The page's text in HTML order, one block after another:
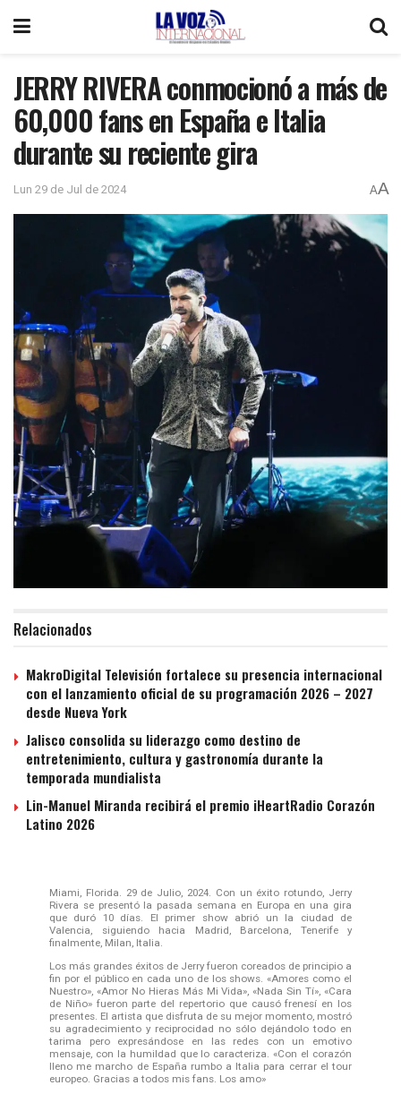
JERRY RIVERA conmocionó a más de
60,000 fans en España e Italia
durante su reciente gira
Lun 29 de Jul de 2024 AA
Relacionados
MakroDigital Televisión fortalece su presencia internacional
con el lanzamiento oficial de su programación 2026 – 2027
desde Nueva York
Jalisco consolida su liderazgo como destino de
entretenimiento, cultura y gastronomía durante la
temporada mundialista
Lin-Manuel Miranda recibirá el premio iHeartRadio Corazón
Latino 2026
Miami, Florida. 29 de Julio, 2024. Con un éxito rotundo, Jerry
Rivera se presentó la pasada semana en Europa en una gira
que duró 10 días. El primer show abrió un la ciudad de
Valencia, siguiendo hacia Madrid, Barcelona, Tenerife y
finalmente, Milan, Italia.
Los más grandes éxitos de Jerry fueron coreados de principio a
fin por el público en cada uno de los shows. «Amores como el
Nuestro», «Amor No Hieras Más Mi Vida», «Nada Sin Tí», «Cara
de Niño» fueron parte del repertorio que causó frenesí en los
presentes. El artista que disfruta de su mejor momento, mostró
su agradecimiento y reciprocidad no sólo dejándolo todo en
tarima pero expresándose en las redes con un emotivo
mensaje, con la humildad que lo caracteriza. «Con el corazón
lleno me marcho de España rumbo a Italia para cerrar el tour
europeo. Gracias a todos mis fans. Los amo»